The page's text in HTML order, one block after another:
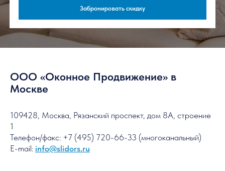
из других регионов будут
предоставлены по вашей заявке
Чтобы узнать стоимость вашего заказа,
Как я могу забронировать скидку?
Бесплатный
от производителя
года
ООО «Оконное Продвижение» в
Москве
109428, Москва, Рязанский проспект, дом 8А, строение
1
Телефон/факс: +7 (495) 720-66-33 (многоканальный)
E-mail: info@slidors.ru